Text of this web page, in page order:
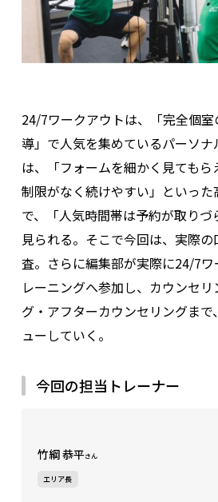
24/7ワークアウトは、「完全個
導」で人気を集めているパーソ
は、「フォームを細かく見ても
制限がなく続けやすい」といっ
で、「人気時間帯は予約が取りづ
見られる。そこで今回は、実際
査。さらに編集部が実際に24/7
レーニングへ参加し、カウンセ
グ・アフターカウンセリングまで
ューしていく。
今回の担当トレーナー
竹綱 恭平さん
エリア長